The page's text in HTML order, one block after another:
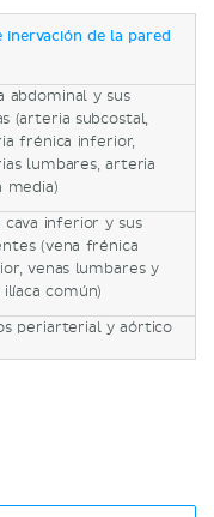
inervación de la pared
abdominal y sus
(arteria subcostal,
frénica inferior,
lumbares, arteria
media)
cava inferior y sus
(vena frénica
venas lumbares y
ilíaca común)
periarterial y aórtico